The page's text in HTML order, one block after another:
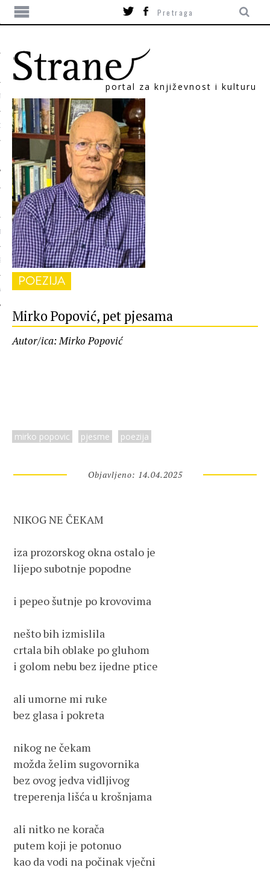
portal za književnost i kulturu
POEZIJA
Mirko Popović, pet pjesama
Autor/ica: Mirko Popović
mirko popovic pjesme poezija
Objavljeno: 14.04.2025
NIKOG NE ČEKAM
iza prozorskog okna ostalo je
lijepo subotnje popodne
i pepeo šutnje po krovovima
nešto bih izmislila
crtala bih oblake po gluhom
i golom nebu bez ijedne ptice
ali umorne mi ruke
bez glasa i pokreta
nikog ne čekam
možda želim sugovornika
bez ovog jedva vidljivog
treperenja lišća u krošnjama
ali nitko ne korača
putem koji je potonuo
kao da vodi na počinak vječni